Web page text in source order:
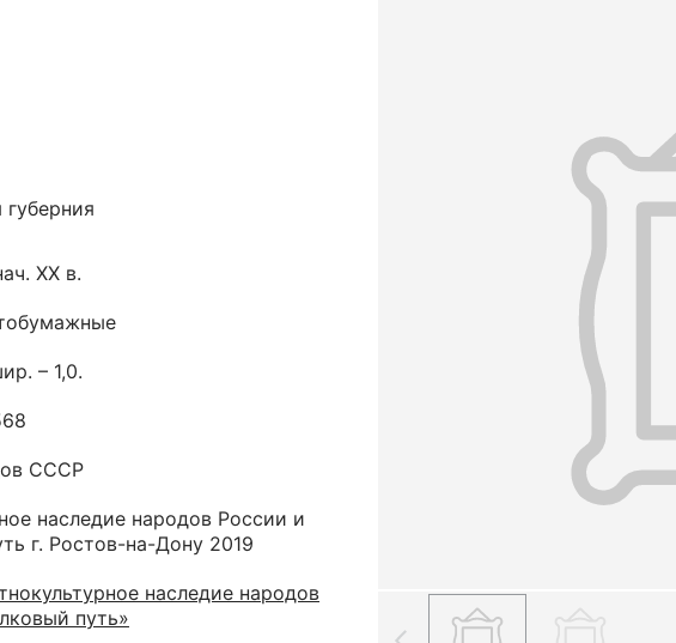
XX в.
– 1,0.
СССР
наследие народов России и
г. Ростов-на-Дону 2019
наследие народов
путь»